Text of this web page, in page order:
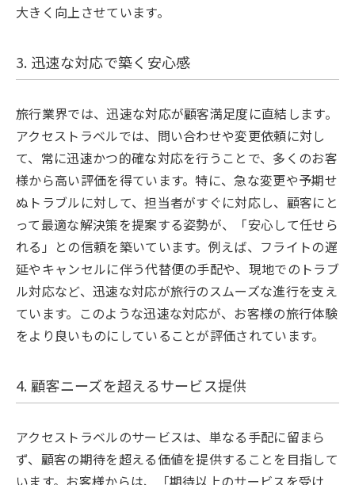
大きく向上させています。
3. 迅速な対応で築く安心感
旅行業界では、迅速な対応が顧客満足度に直結します。
アクセストラベルでは、問い合わせや変更依頼に対し
て、常に迅速かつ的確な対応を行うことで、多くのお客
様から高い評価を得ています。特に、急な変更や予期せ
ぬトラブルに対して、担当者がすぐに対応し、顧客にと
って最適な解決策を提案する姿勢が、「安心して任せら
れる」との信頼を築いています。例えば、フライトの遅
延やキャンセルに伴う代替便の手配や、現地でのトラブ
ル対応など、迅速な対応が旅行のスムーズな進行を支え
ています。このような迅速な対応が、お客様の旅行体験
をより良いものにしていることが評価されています。
4. 顧客ニーズを超えるサービス提供
アクセストラベルのサービスは、単なる手配に留まら
ず、顧客の期待を超える価値を提供することを目指して